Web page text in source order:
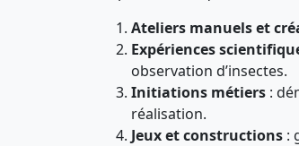
Ateliers manuels et
Expériences
observation d’insectes.
Initiations métiers :
réalisation.
Jeux et constructions :